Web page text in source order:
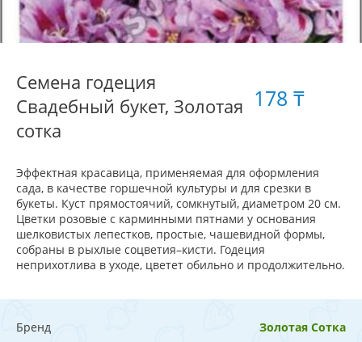
Семена годеция
Свадебный букет, Золотая
сотка
178 ₸
Эффектная красавица, применяемая для оформления
сада, в качестве горшечной культуры и для срезки в
букеты. Куст прямостоячий, сомкнутый, диаметром 20 см.
Цветки розовые с карминными пятнами у основания
шелковистых лепестков, простые, чашевидной формы,
собраны в рыхлые соцветия–кисти. Годеция
неприхотлива в уходе, цветет обильно и продолжительно.
Бренд
Золотая Сотка